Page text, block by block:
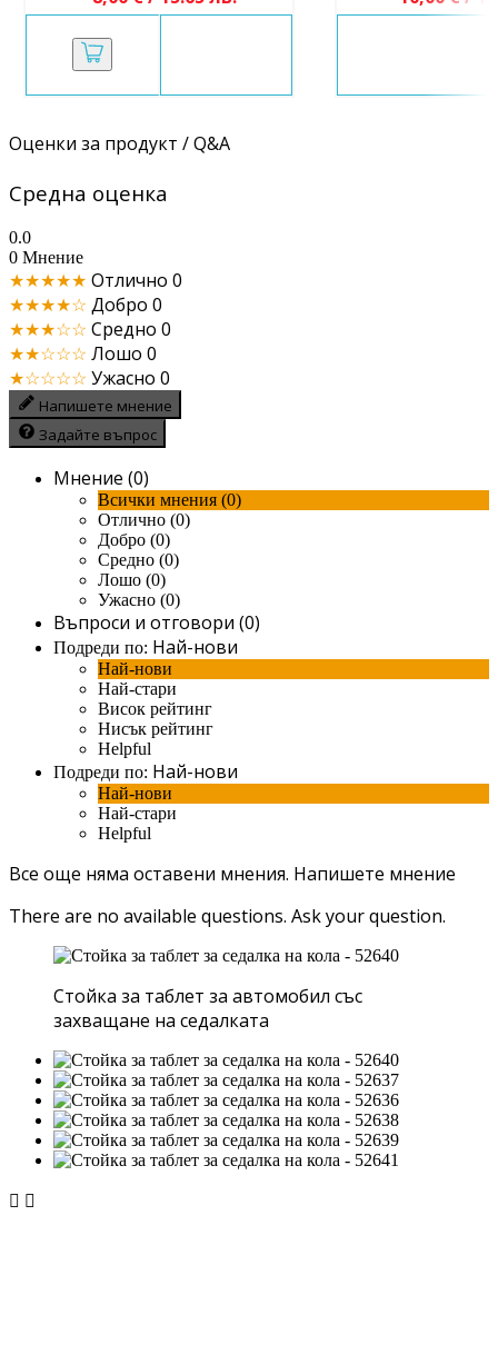
Оценки за продукт / Q&A
Средна оценка
0.0
0 Мнение
★★★★★ Отлично 0
★★★★☆ Добро 0
★★★☆☆ Средно 0
★★☆☆☆ Лошо 0
★☆☆☆☆ Ужасно 0
Напишете мнение
Задайте въпрос
Мнение (0)
Всички мнения (0)
Отлично (0)
Добро (0)
Средно (0)
Лошо (0)
Ужасно (0)
Въпроси и отговори (0)
Подреди по: Най-нови
Най-нови
Най-стари
Висок рейтинг
Нисък рейтинг
Helpful
Подреди по: Най-нови
Най-нови
Най-стари
Helpful
Все още няма оставени мнения. Напишете мнение
There are no available questions. Ask your question.
Стойка за таблет за автомобил със
захващане на седалката
 